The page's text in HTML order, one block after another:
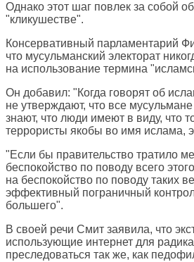
Однако этот шаг повлек за собой
"кликушестве".
Консервативный парламентарий
что мусульманский электорат
на использование термина
Он добавил: "Когда говорят об
не утверждают, что все
знают, что люди имеют в виду, что
террористы якобы во имя ислама,
"Если бы правительство тратило
беспокойство по поводу всего
на беспокойство по поводу таких
эффективный пограничный
большего".
В своей речи Смит заявила, что
использующие интернет для
преследоваться так же, как